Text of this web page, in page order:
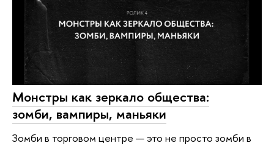
Монстры как зеркало общества:
зомби, вампиры, маньяки
Зомби в торговом центре — это не просто зомби в